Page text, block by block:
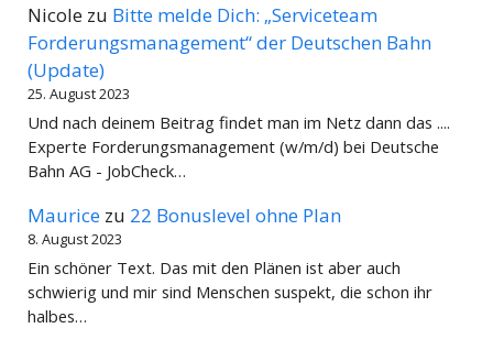
Nicole zu Bitte melde Dich: „Serviceteam
Forderungsmanagement“ der Deutschen Bahn
(Update)
25. August 2023
Und nach deinem Beitrag findet man im Netz dann das ....
Experte Forderungsmanagement (w/m/d) bei Deutsche
Bahn AG - JobCheck…
Maurice zu 22 Bonuslevel ohne Plan
8. August 2023
Ein schöner Text. Das mit den Plänen ist aber auch
schwierig und mir sind Menschen suspekt, die schon ihr
halbes…